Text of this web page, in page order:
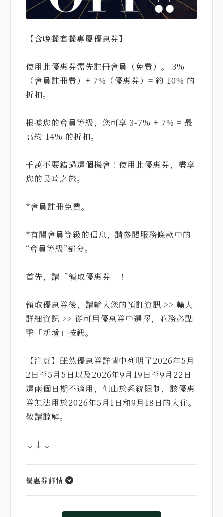
【含晚餐套餐專屬優惠券】
使用此優惠券需先註冊會員（免費）。 3%
（會員註冊費）+ 7%（優惠券）= 約 10% 的
折扣。
根據您的會員等級，您可享 3-7% + 7% = 最
高約 14% 的折扣。
千萬不要錯過這個機會！使用此優惠券，盡享
您的長崎之旅。
*會員註冊免費。
*有關會員等級的信息，請參閱服務條款中的
“會員等級”部分。
首先，請「領取優惠券」！
領取優惠券後，請輸入您的預訂資訊 >> 輸入
詳細資訊 >> 從可用優惠券中選擇，並務必點
擊「新增」按鈕。
【注意】雖然優惠券詳情中列明了2026年5月
2日至5月5日以及2026年9月19日至9月22日
這兩個日期不適用，但由於系統限制，該優惠
券無法用於2026年5月1日和9月18日的入住。
敬請諒解。
↓↓↓
優惠券詳情